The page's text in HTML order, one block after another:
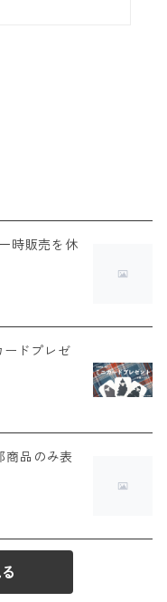
時販売を休
ードプレゼ
商品のみ表